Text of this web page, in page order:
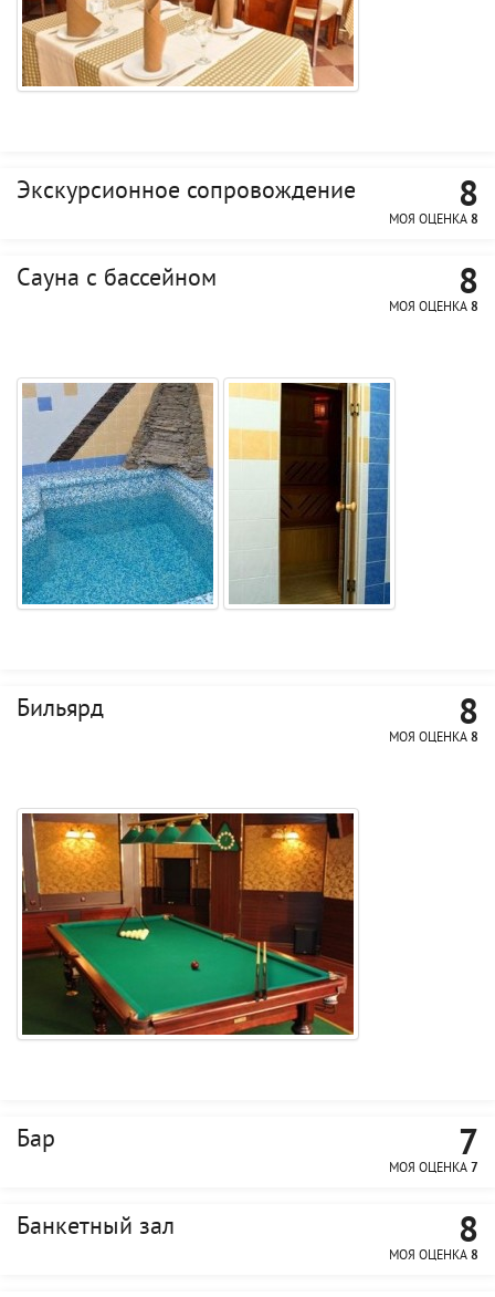
Экскурсионное сопровождение 8
МОЯ ОЦЕНКА 8
Сауна с бассейном 8
МОЯ ОЦЕНКА 8
Бильярд 8
МОЯ ОЦЕНКА 8
Бар 7
МОЯ ОЦЕНКА 7
Банкетный зал 8
МОЯ ОЦЕНКА 8